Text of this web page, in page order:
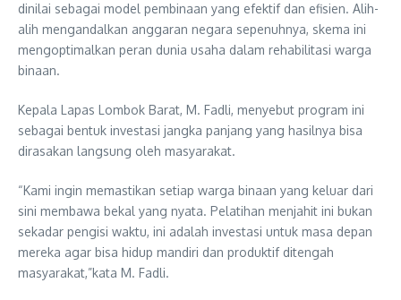
dinilai sebagai model pembinaan yang efektif dan efisien. Alih-
alih mengandalkan anggaran negara sepenuhnya, skema ini
mengoptimalkan peran dunia usaha dalam rehabilitasi warga
binaan.
Kepala Lapas Lombok Barat, M. Fadli, menyebut program ini
sebagai bentuk investasi jangka panjang yang hasilnya bisa
dirasakan langsung oleh masyarakat.
“Kami ingin memastikan setiap warga binaan yang keluar dari
sini membawa bekal yang nyata. Pelatihan menjahit ini bukan
sekadar pengisi waktu, ini adalah investasi untuk masa depan
mereka agar bisa hidup mandiri dan produktif ditengah
masyarakat,”kata M. Fadli.